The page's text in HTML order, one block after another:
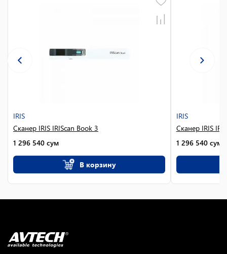
IRIS
Сканер IRIS IRIScan Book 3
1 296 540 сум
В корзину
IRIS
Сканер IRIS
1 296 540 сум